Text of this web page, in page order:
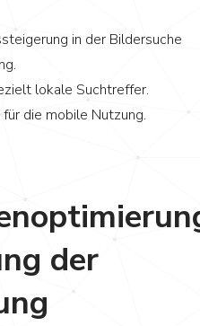
in der Bildersuche
lokale Suchtreffer.
die mobile Nutzung.
der